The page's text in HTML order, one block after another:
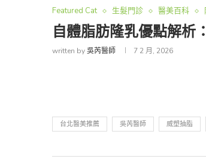
Featured Cat 生髮門診 醫美百科
自體脂肪隆乳優點解析
written by吳芮醫師 7 2 月, 2026
台北醫美推薦 吳芮醫師 威塑抽脂